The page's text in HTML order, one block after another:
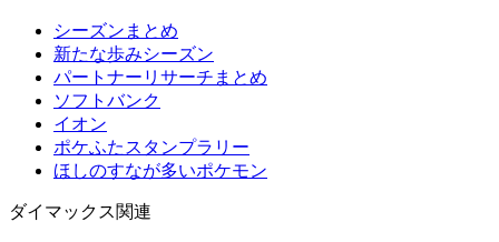
シーズンまとめ
新たな歩みシーズン
パートナーリサーチまとめ
ソフトバンク
イオン
ポケふたスタンプラリー
ほしのすなが多いポケモン
ダイマックス関連